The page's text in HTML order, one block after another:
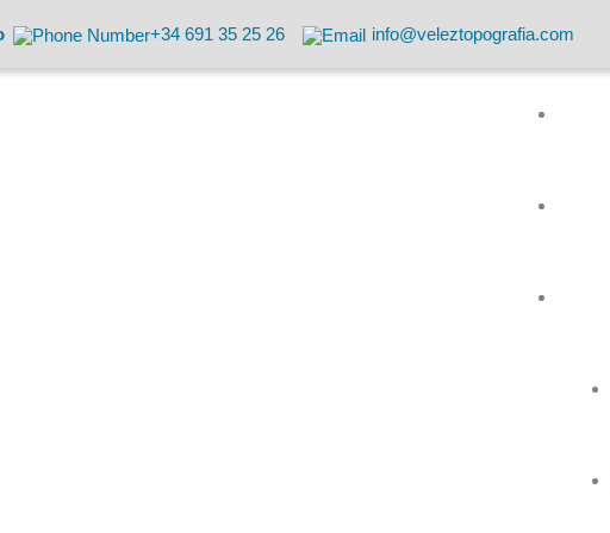
+34 691 35 25 26 info@veleztopografia.com